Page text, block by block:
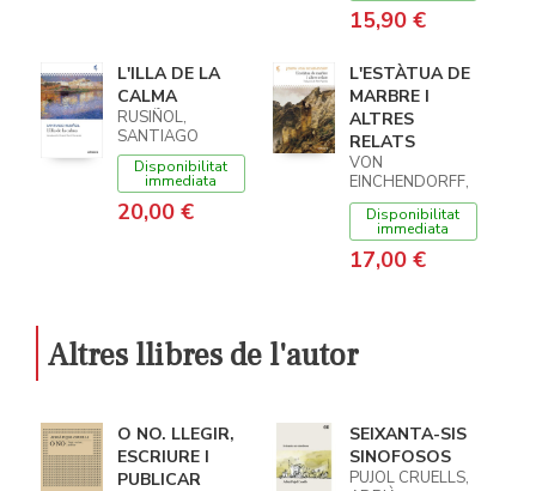
15,90 €
L'ILLA DE LA
CALMA
RUSIÑOL,
SANTIAGO
Disponibilitat
immediata
20,00 €
L'ESTÀTUA DE
MARBRE I
ALTRES
RELATS
VON
EINCHENDORFF,
JOSEPH
Disponibilitat
immediata
17,00 €
Altres llibres de l'autor
O NO. LLEGIR,
ESCRIURE I
PUBLICAR
SEIXANTA-SIS
SINOFOSOS
PUJOL CRUELLS,